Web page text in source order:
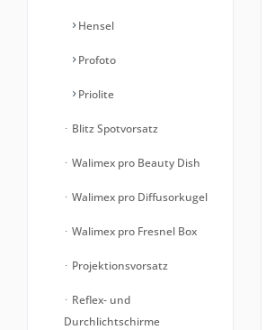
Hensel
Profoto
Priolite
Blitz Spotvorsatz
Walimex pro Beauty Dish
Walimex pro Diffusorkugel
Walimex pro Fresnel Box
Projektionsvorsatz
Reflex- und
Durchlichtschirme